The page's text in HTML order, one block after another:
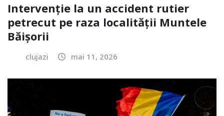
Intervenție la un accident rutier
petrecut pe raza localității Muntele
Băișorii
clujazi mai 11, 2026